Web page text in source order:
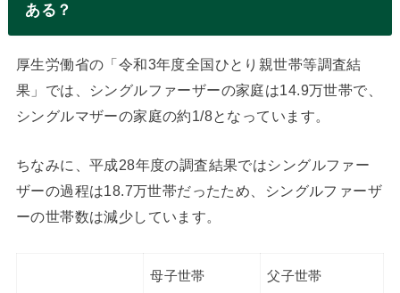
ある？
厚生労働省の「令和3年度全国ひとり親世帯等調査結
果」では、シングルファーザーの家庭は14.9万世帯で、
シングルマザーの家庭の約1/8となっています。
ちなみに、平成28年度の調査結果ではシングルファー
ザーの過程は18.7万世帯だったため、シングルファーザ
ーの世帯数は減少しています。
母子世帯 父子世帯